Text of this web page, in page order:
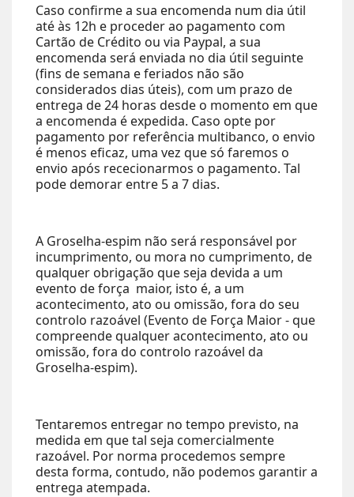
Caso confirme a sua encomenda num dia útil
até às 12h e proceder ao pagamento com
Cartão de Crédito ou via Paypal, a sua
encomenda será enviada no dia útil seguinte
(fins de semana e feriados não são
considerados dias úteis), com um prazo de
entrega de 24 horas desde o momento em que
a encomenda é expedida. Caso opte por
pagamento por referência multibanco, o envio
é menos eficaz, uma vez que só faremos o
envio após rececionarmos o pagamento. Tal
pode demorar entre 5 a 7 dias.
A Groselha-espim não será responsável por
incumprimento, ou mora no cumprimento, de
qualquer obrigação que seja devida a um
evento de força maior, isto é, a um
acontecimento, ato ou omissão, fora do seu
controlo razoável (Evento de Força Maior - que
compreende qualquer acontecimento, ato ou
omissão, fora do controlo razoável da
Groselha-espim).
Tentaremos entregar no tempo previsto, na
medida em que tal seja comercialmente
razoável. Por norma procedemos sempre
desta forma, contudo, não podemos garantir a
entrega atempada.